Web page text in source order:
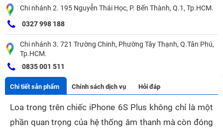
Chi nhánh 2. 195 Nguyễn Thái Học, P. Bến Thành, Q.1, Tp.HCM.
0327 998 188
Chi nhánh 3. 721 Trường Chinh, Phường Tây Thạnh, Q.Tân Phú,
Tp.HCM.
0835 001 511
Chi tiết sản phẩm Chính sách dịch vụ Hỏi đáp
Loa trong trên chiếc iPhone 6S Plus không chỉ là một
phần quan trọng của hệ thống âm thanh mà còn đóng